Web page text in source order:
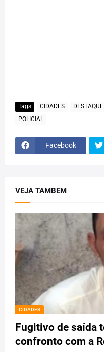
Tags CIDADES DESTAQUE
POLICIAL
Facebook
VEJA TAMBEM
CIDADES
Fugitivo de saída
confronto com a